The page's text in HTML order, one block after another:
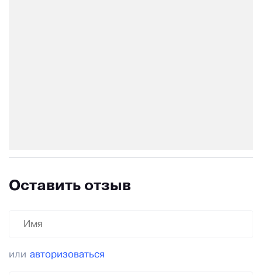
Оставить отзыв
или авторизоваться